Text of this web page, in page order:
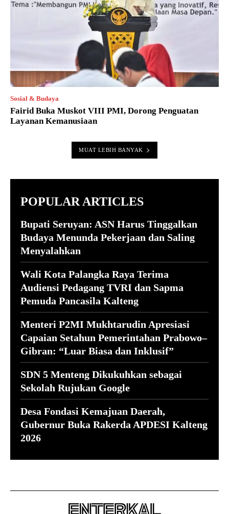
Sosial & Budaya
Fairid Buka Muskot VIII PMI, Dorong Penguatan
Layanan Kemanusiaan
MUAT LEBIH BANYAK
POPULAR ARTICLES
Bupati Seruyan: ASN Harus Tinggalkan
Budaya Menunda Pekerjaan dan Saling
Menyalahkan
Wali Kota Palangka Raya Terima
Audiensi Pedagang TVRI dan Sapma
Pemuda Pancasila Kalteng
Menteri P2MI Mukhtarudin Apresiasi
Capaian Setahun Pemerintahan Prabowo–
Gibran: “Luar Biasa dan Inklusif”
SDN 5 Menteng Dikukuhkan sebagai
Sekolah Rujukan Google
Desa Fondasi Kemajuan Daerah,
Gubernur Buka Rakerda APDESI Kalteng
2026